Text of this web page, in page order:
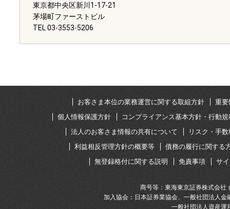
東京都中央区新川1-17-21
茅場町ファーストビル
TEL 03‐3553‐5206
お客さま本位の業務運営に関する取組方針
重要
個人情報保護方針
コンプライアンス基本方針・行動
法人のお客さま情報の共有について
リスク・手
利益相反管理方針の概要等
債務の履行に関する
無登録格付に関する説明
免責事項 サ
商号等：東海東京証券株式会社
加入協会：日本証券業協会、一般社団法人
一般社団法人資産運